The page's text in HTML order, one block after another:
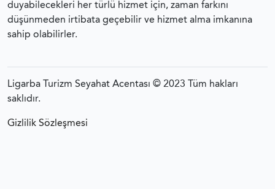
duyabilecekleri her türlü hizmet için, zaman farkını
düşünmeden irtibata geçebilir ve hizmet alma imkanına
sahip olabilirler.
Ligarba Turizm Seyahat Acentası © 2023 Tüm hakları
saklıdır.
Gizlilik Sözleşmesi